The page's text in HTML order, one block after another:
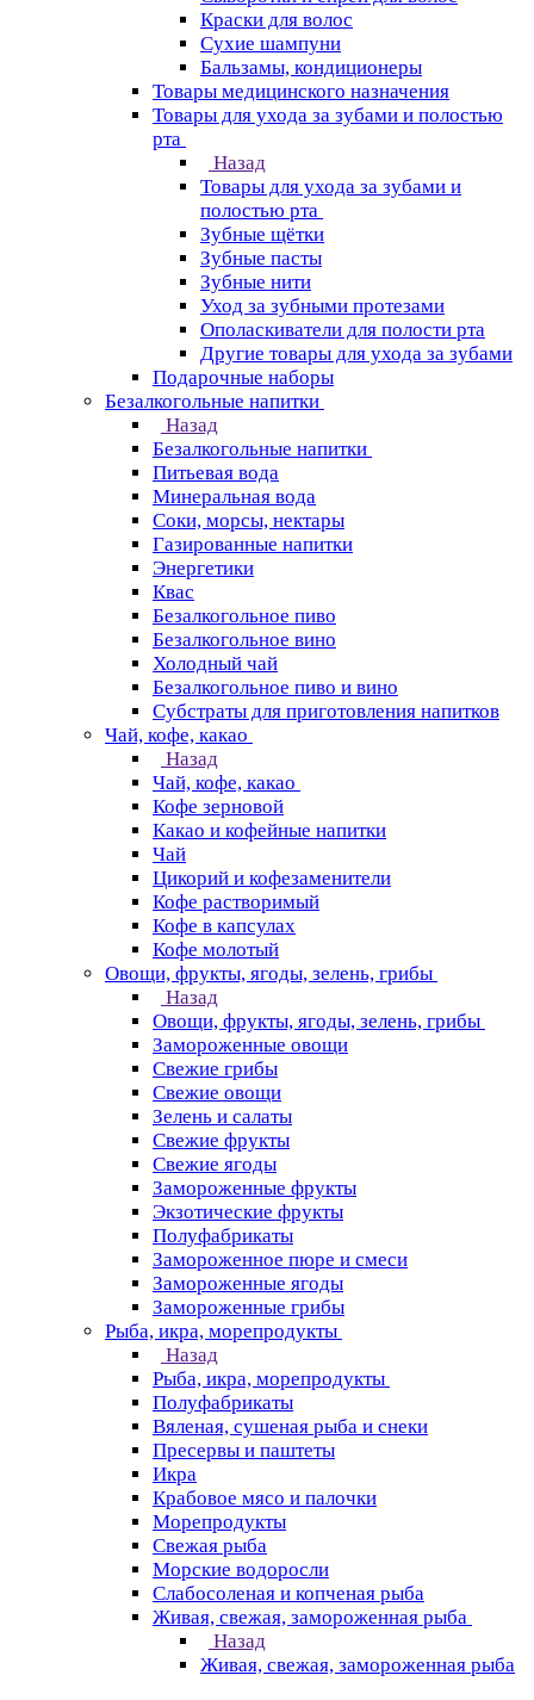
Краски для волос
Сухие шампуни
Бальзамы, кондиционеры
Товары медицинского назначения
Товары для ухода за зубами и полостью
рта
Назад
Товары для ухода за зубами и
полостью рта
Зубные щётки
Зубные пасты
Зубные нити
Уход за зубными протезами
Ополаскиватели для полости рта
Другие товары для ухода за зубами
Подарочные наборы
Безалкогольные напитки
Назад
Безалкогольные напитки
Питьевая вода
Минеральная вода
Соки, морсы, нектары
Газированные напитки
Энергетики
Квас
Безалкогольное пиво
Безалкогольное вино
Холодный чай
Безалкогольное пиво и вино
Субстраты для приготовления напитков
Чай, кофе, какао
Назад
Чай, кофе, какао
Кофе зерновой
Какао и кофейные напитки
Чай
Цикорий и кофезаменители
Кофе растворимый
Кофе в капсулах
Кофе молотый
Овощи, фрукты, ягоды, зелень, грибы
Назад
Овощи, фрукты, ягоды, зелень, грибы
Замороженные овощи
Свежие грибы
Свежие овощи
Зелень и салаты
Свежие фрукты
Свежие ягоды
Замороженные фрукты
Экзотические фрукты
Полуфабрикаты
Замороженное пюре и смеси
Замороженные ягоды
Замороженные грибы
Рыба, икра, морепродукты
Назад
Рыба, икра, морепродукты
Полуфабрикаты
Вяленая, сушеная рыба и снеки
Пресервы и паштеты
Икра
Крабовое мясо и палочки
Морепродукты
Свежая рыба
Морские водоросли
Слабосоленая и копченая рыба
Живая, свежая, замороженная рыба
Назад
Живая, свежая, замороженная рыба